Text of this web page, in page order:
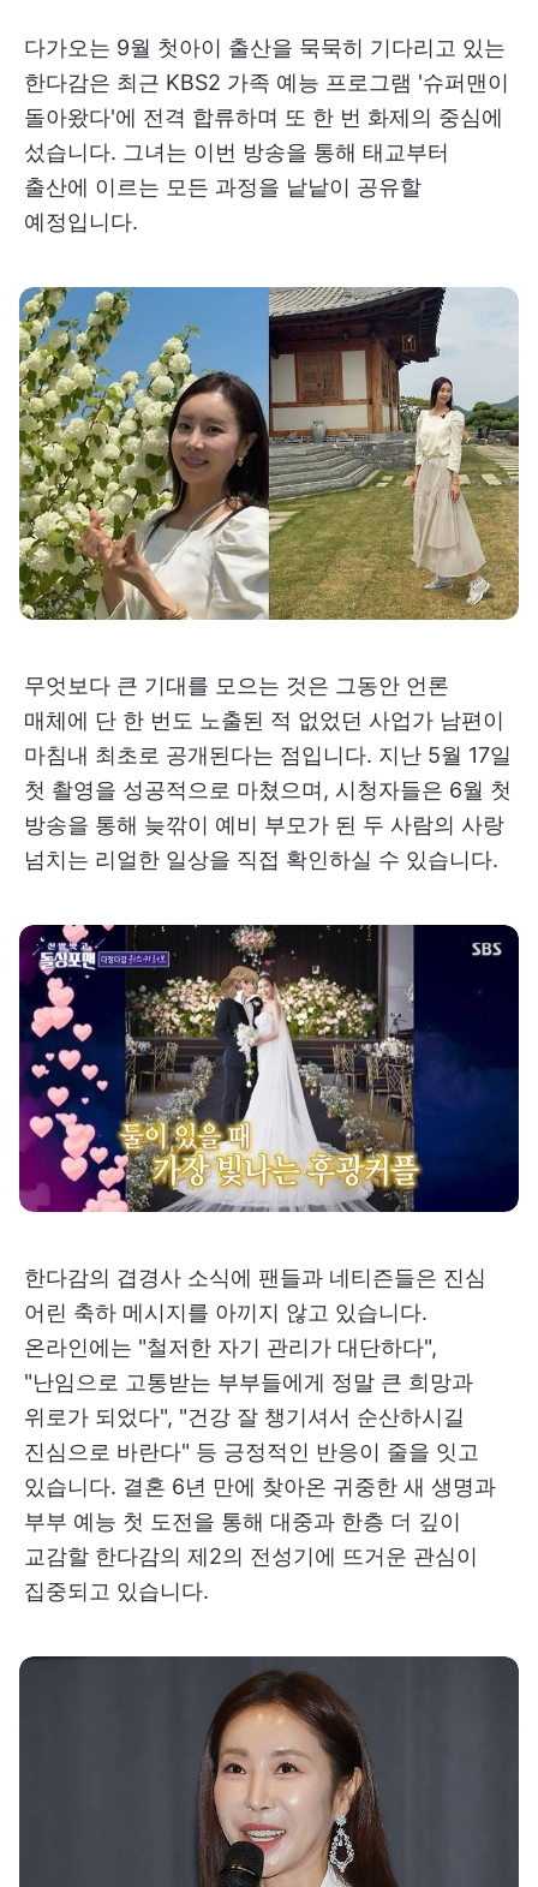
다가오는 9월 첫아이 출산을 묵묵히 기다리고 있는
한다감은 최근 KBS2 가족 예능 프로그램 '슈퍼맨이
돌아왔다'에 전격 합류하며 또 한 번 화제의 중심에
섰습니다. 그녀는 이번 방송을 통해 태교부터
출산에 이르는 모든 과정을 낱낱이 공유할
예정입니다.
무엇보다 큰 기대를 모으는 것은 그동안 언론
매체에 단 한 번도 노출된 적 없었던 사업가 남편이
마침내 최초로 공개된다는 점입니다. 지난 5월 17일
첫 촬영을 성공적으로 마쳤으며, 시청자들은 6월 첫
방송을 통해 늦깎이 예비 부모가 된 두 사람의 사랑
넘치는 리얼한 일상을 직접 확인하실 수 있습니다.
한다감의 겹경사 소식에 팬들과 네티즌들은 진심
어린 축하 메시지를 아끼지 않고 있습니다.
온라인에는 "철저한 자기 관리가 대단하다",
"난임으로 고통받는 부부들에게 정말 큰 희망과
위로가 되었다", "건강 잘 챙기셔서 순산하시길
진심으로 바란다" 등 긍정적인 반응이 줄을 잇고
있습니다. 결혼 6년 만에 찾아온 귀중한 새 생명과
부부 예능 첫 도전을 통해 대중과 한층 더 깊이
교감할 한다감의 제2의 전성기에 뜨거운 관심이
집중되고 있습니다.